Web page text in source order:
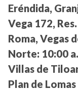
Eréndida,
Vega 172,
Roma, Vegas
Norte: 10:00
Villas de
Plan de